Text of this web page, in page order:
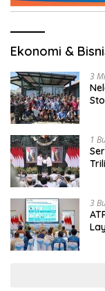
Ekonomi &
3
1
3